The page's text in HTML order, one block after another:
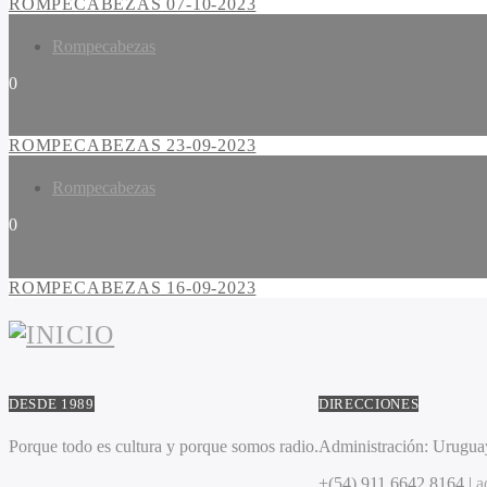
Rompecabezas
0
ROMPECABEZAS 23-09-2023
Rompecabezas
0
ROMPECABEZAS 16-09-2023
DESDE 1989
Porque todo es cultura y porque somos radio.
DIRECCIONES
Administración: